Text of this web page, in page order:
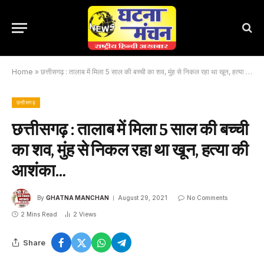
Home » छत्तीसगढ़ : तालाब में मिला 5 साल की बच्ची का शव, मुंह से निकल रहा था खून, हत्या की आशंका…
छत्तीसगढ़
छत्तीसगढ़ : तालाब में मिला 5 साल की बच्ची
का शव, मुंह से निकल रहा था खून, हत्या की
आशंका…
By GHATNA MANCHAN August 29, 2021 No Comments
2 Mins Read 2 Views
Share